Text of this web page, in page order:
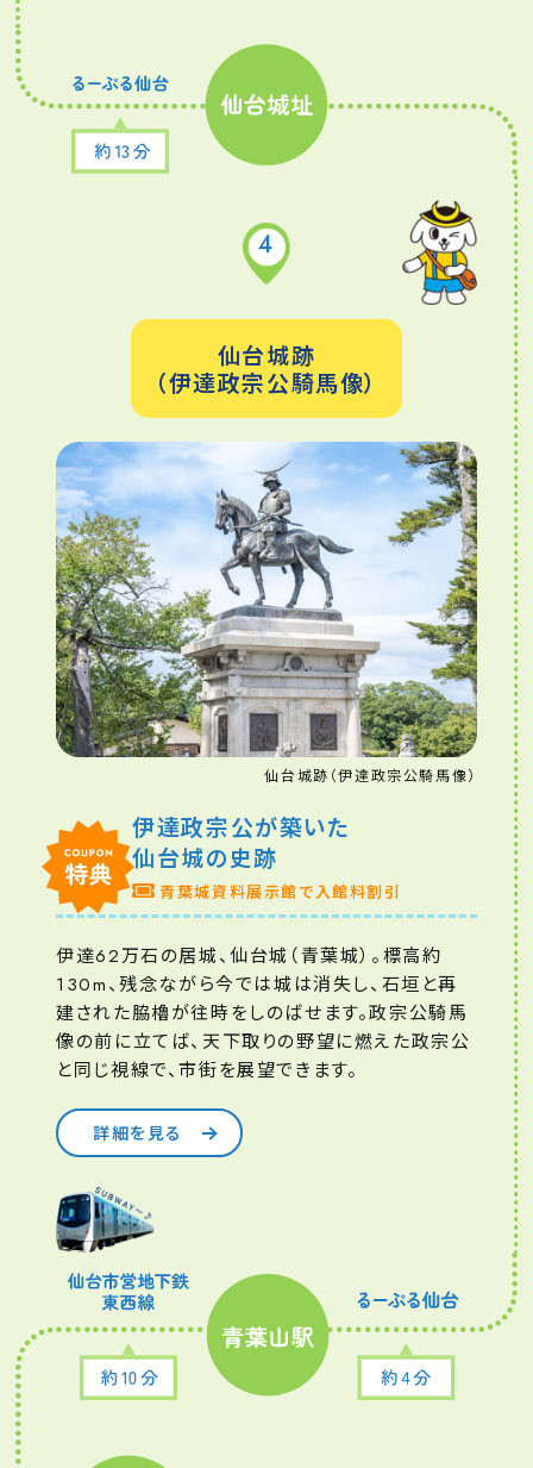
4
仙台城跡
（伊達政宗公騎馬像）
仙台城跡（伊達政宗公騎馬像）
伊達政宗公が築いた
仙台城の史跡
青葉城資料展示館で入館料割引
伊達62万石の居城、仙台城（青葉城）。標高約
130m、残念ながら今では城は消失し、石垣と再
建された脇櫓が往時をしのばせます。政宗公騎馬
像の前に立てば、天下取りの野望に燃えた政宗公
と同じ視線で、市街を展望できます。
詳細を見る